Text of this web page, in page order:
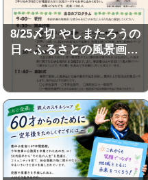
8/25〆切 やしまたろうの
日～ふるさとの風景画…